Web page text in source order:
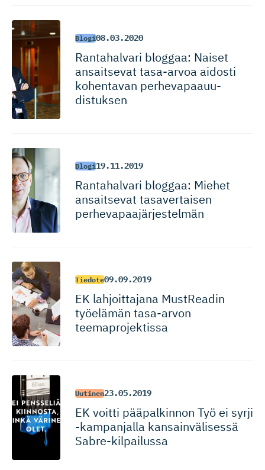
Blogi08.03.2020
Rantahalvari bloggaa: Naiset
ansaitsevat tasa-arvoa aidosti
kohentavan perhevapaauu­
distuksen
Blogi19.11.2019
Rantahalvari bloggaa: Miehet
ansaitsevat tasavertaisen
perhevapaa­jär­jestelmän
Tiedote09.09.2019
EK lahjoittajana MustReadin
työelämän tasa-arvon
teemaprojektissa
Uutinen23.05.2019
EK voitti pääpalkinnon Työ ei syrji
-kampanjalla kansainvä­lisessä
Sabre-kil­pailussa